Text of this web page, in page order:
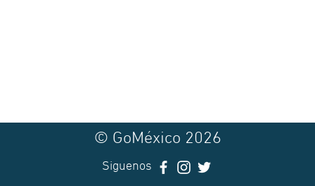
© GoMéxico 2026
Siguenos